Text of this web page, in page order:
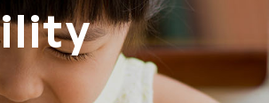
ility